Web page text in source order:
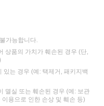
가능합니다.
상품의 가치가 훼손된 경우 (단,
는 경우 (예: 택제거, 패키지백
멸실 또는 훼손된 경우 (예: 보관
용으로 인한 손상 및 훼손 등)